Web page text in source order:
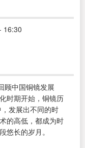
16:30
顾中国铜镜发展
时期开始，铜镜历
发展出不同的时
的高低，都成为时
悠长的岁月。